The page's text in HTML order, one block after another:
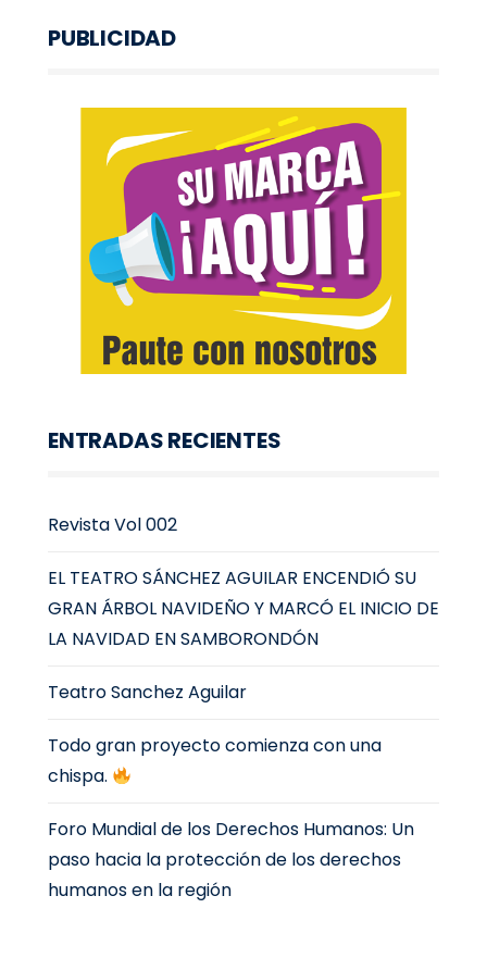
PUBLICIDAD
ENTRADAS RECIENTES
Revista Vol 002
EL TEATRO SÁNCHEZ AGUILAR ENCENDIÓ SU
GRAN ÁRBOL NAVIDEÑO Y MARCÓ EL INICIO DE
LA NAVIDAD EN SAMBORONDÓN
Teatro Sanchez Aguilar
Todo gran proyecto comienza con una
chispa.
Foro Mundial de los Derechos Humanos: Un
paso hacia la protección de los derechos
humanos en la región